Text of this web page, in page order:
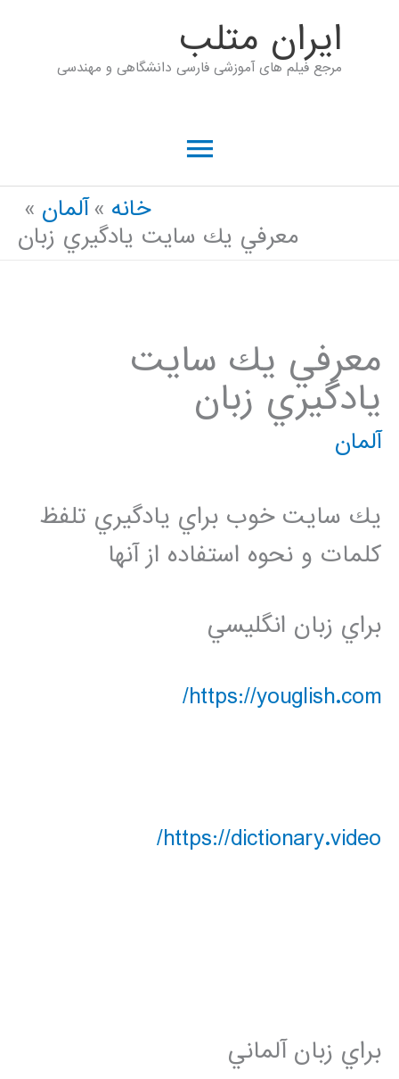
ايران متلب
مرجع فیلم های آموزشی فارسی دانشگاهی و مهندسی
فهرست
اصلیخانه
آلمان
معرفي يك سايت يادگيري زبان
معرفي يك سايت
يادگيري زبان
آلمان
يك سايت خوب براي يادگيري تلفظ
كلمات و نحوه استفاده از آنها
براي زبان انگليسي
https://youglish.com/
https://dictionary.video/
براي زبان آلماني